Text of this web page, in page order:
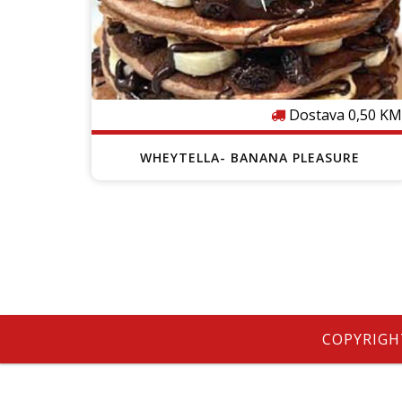
Dostava 0,50 KM
WHEYTELLA- BANANA PLEASURE